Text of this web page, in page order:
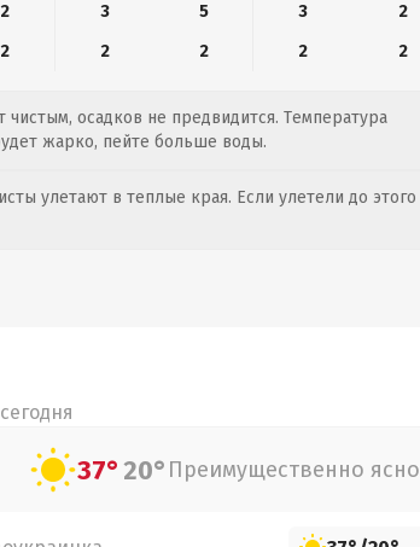
2 3 5 3
2
2 2 2 2 2
чистым, осадков не предвидится. Температура
жарко, пейте больше воды.
улетают в теплые края. Если улетели до этого
37°20° Преимущественно ясно